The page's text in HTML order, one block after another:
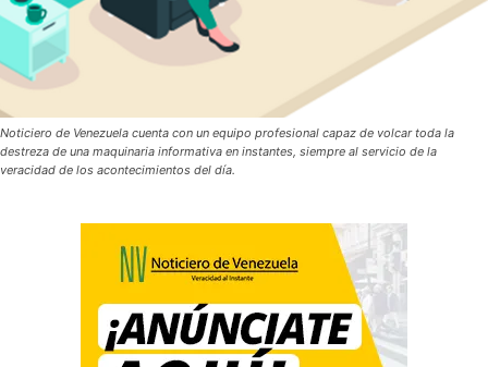
Noticiero de Venezuela cuenta con un equipo profesional capaz de volcar toda la
destreza de una maquinaria informativa en instantes, siempre al servicio de la
veracidad de los acontecimientos del día.